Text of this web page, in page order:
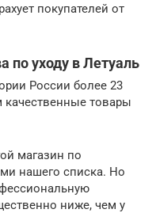
покупателей от
по уходу в Летуаль
России более 23
качественные товары
магазин по
нашего списка. Но
ниже, чем у